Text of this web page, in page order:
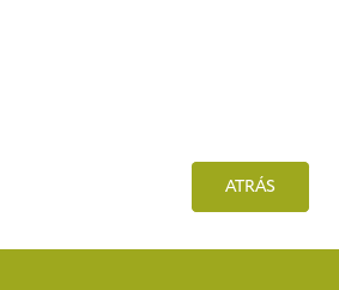
ATRÁS